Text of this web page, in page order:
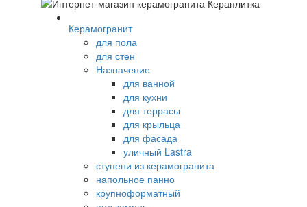
Керамогранит
для пола
для стен
Назначение
для ванной
для кухни
для террасы
для крыльца
для фасада
уличный Lastra
ступени из керамогранита
напольное панно
крупноформатный